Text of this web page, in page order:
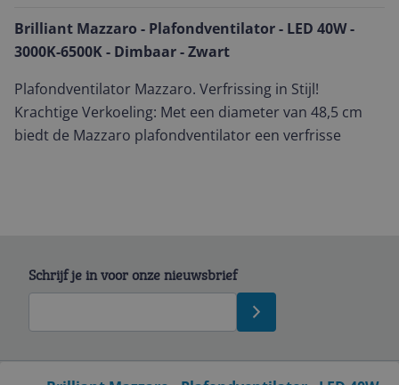
Brilliant Mazzaro - Plafondventilator - LED 40W -
3000K-6500K - Dimbaar - Zwart
Plafondventilator Mazzaro. Verfrissing in Stijl!
Krachtige Verkoeling: Met een diameter van 48,5 cm
biedt de Mazzaro plafondventilator een verfrisse
Schrijf je in voor onze nieuwsbrief